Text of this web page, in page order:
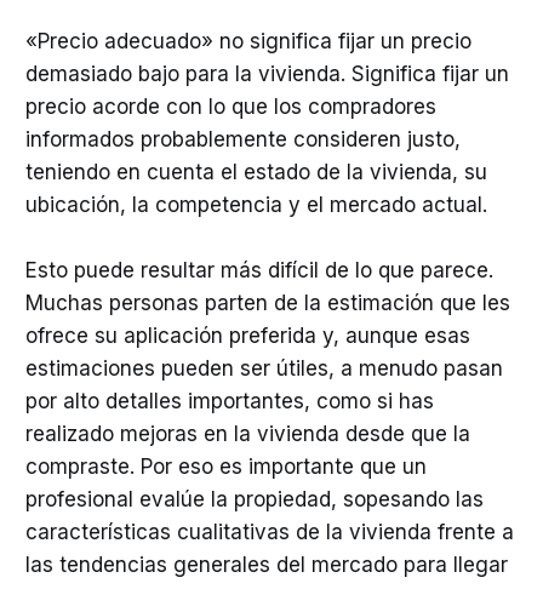
«Precio adecuado» no significa fijar un precio
demasiado bajo para la vivienda. Significa fijar un
precio acorde con lo que los compradores
informados probablemente consideren justo,
teniendo en cuenta el estado de la vivienda, su
ubicación, la competencia y el mercado actual.
Esto puede resultar más difícil de lo que parece.
Muchas personas parten de la estimación que les
ofrece su aplicación preferida y, aunque esas
estimaciones pueden ser útiles, a menudo pasan
por alto detalles importantes, como si has
realizado mejoras en la vivienda desde que la
compraste. Por eso es importante que un
profesional evalúe la propiedad, sopesando las
características cualitativas de la vivienda frente a
las tendencias generales del mercado para llegar